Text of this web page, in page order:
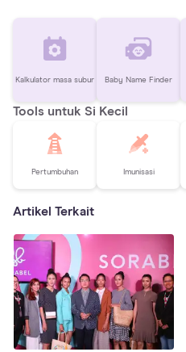
Kalkulator masa subur Baby Name Finder
Tools untuk Si Kecil
Pertumbuhan Imunisasi
Artikel Terkait